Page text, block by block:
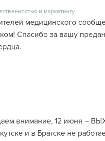
и маркетингу
медицинского
Спасибо за вашу
внимание, 12 июня –
и в Братске не